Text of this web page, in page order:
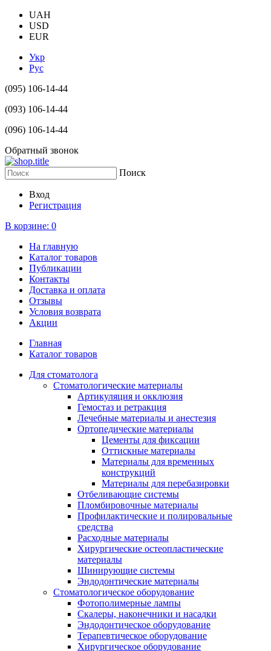
UAH
USD
EUR
Укр
Рус
(095) 106-14-44
(093) 106-14-44
(096) 106-14-44
Обратный звонок
Поиск
Вход
Регистрация
В корзине: 0
На главную
Каталог товаров
Публикации
Контакты
Доставка и оплата
Отзывы
Условия возврата
Акции
Главная
Каталог товаров
Для стоматолога
Стоматологические материалы
Артикуляция и окклюзия
Гемостаз и ретракция
Лечебные материалы и анестезия
Ортопедические материалы
Цементы для фиксации
Оттискные материалы
Материалы для временных
конструкций
Материалы для перебазировки
Отбеливающие системы
Пломбировочные материалы
Профилактические и полировальные
средства
Расходные материалы
Хирургические остеопластические
материалы
Шинирующие системы
Эндодонтические материалы
Стоматологическое оборудование
Фотополимерные лампы
Скалеры, наконечники и насадки
Эндодонтическое оборудование
Терапевтическое оборудование
Хирургическое оборудование